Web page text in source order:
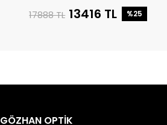
17888 TL 13416 TL %25
GÖZHAN OPTİK